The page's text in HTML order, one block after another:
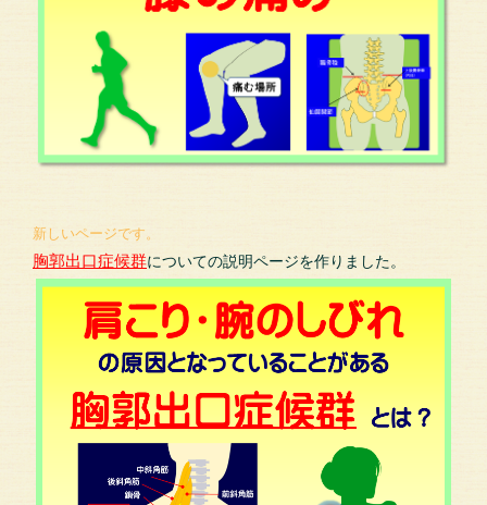
新しいページです。
胸郭出口症候群についての説明ページを作りました。